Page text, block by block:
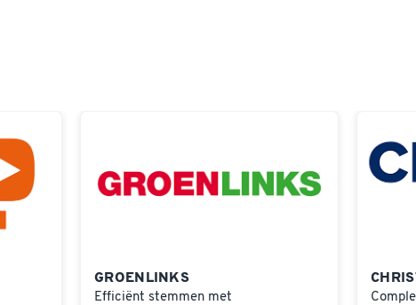
GROENLINKS
Efficiënt stemmen met